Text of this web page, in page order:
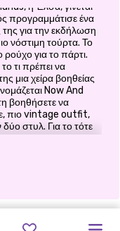
η Έλσα, γίνεται
προγραμμάτισε ένα
για την εκδήλωση
νόστιμη τούρτα. Το
ρούχο για το πάρτι.
τι πρέπει να
μια χείρα βοηθείας
Now And
βοηθήσετε να
πιο vintage outfit,
στυλ. Για το τότε
και ένα ωραίο
από πάγο στη
ζευγάρι γάντια θα
ένα ζευγάρι ροζ
και ταιριάξτε το
ΠΡΙΓΚΊΠΙΣΣΕΣ